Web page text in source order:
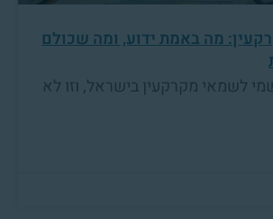
מה באמת ידוע, ומה שכולם
לשמאי מקרקעין בישראל, וזו לא